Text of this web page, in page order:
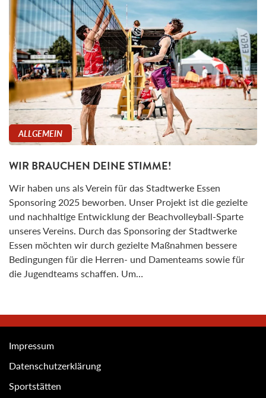
ALLGEMEIN
WIR BRAUCHEN DEINE STIMME!
Wir haben uns als Verein für das Stadtwerke Essen
Sponsoring 2025 beworben. Unser Projekt ist die gezielte
und nachhaltige Entwicklung der Beachvolleyball-Sparte
unseres Vereins. Durch das Sponsoring der Stadtwerke
Essen möchten wir durch gezielte Maßnahmen bessere
Bedingungen für die Herren- und Damenteams sowie für
die Jugendteams schaffen. Um…
Impressum
Datenschutzerklärung
Sportstätten